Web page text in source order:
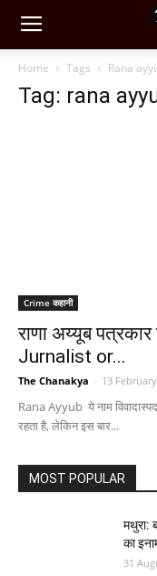
Home Tags Rana
Tag: rana
Crime कहानी
राणा अय्यूब
Jurnalist or...
The Chanakya - 13
Rana Ayyub ये नाम
रहता है, लेकिन इस बार...
MOST POPULAR
मथुरा:
का
31